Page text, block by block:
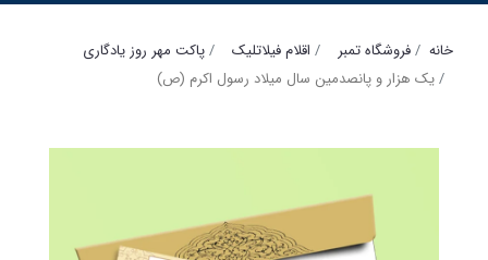
خانه فروشگاه تمبر اقلام فیلاتلیک
پاکت مهر روز یادگاری
یک هزار و پانصدمین سال میلاد رسول اکرم (ص)